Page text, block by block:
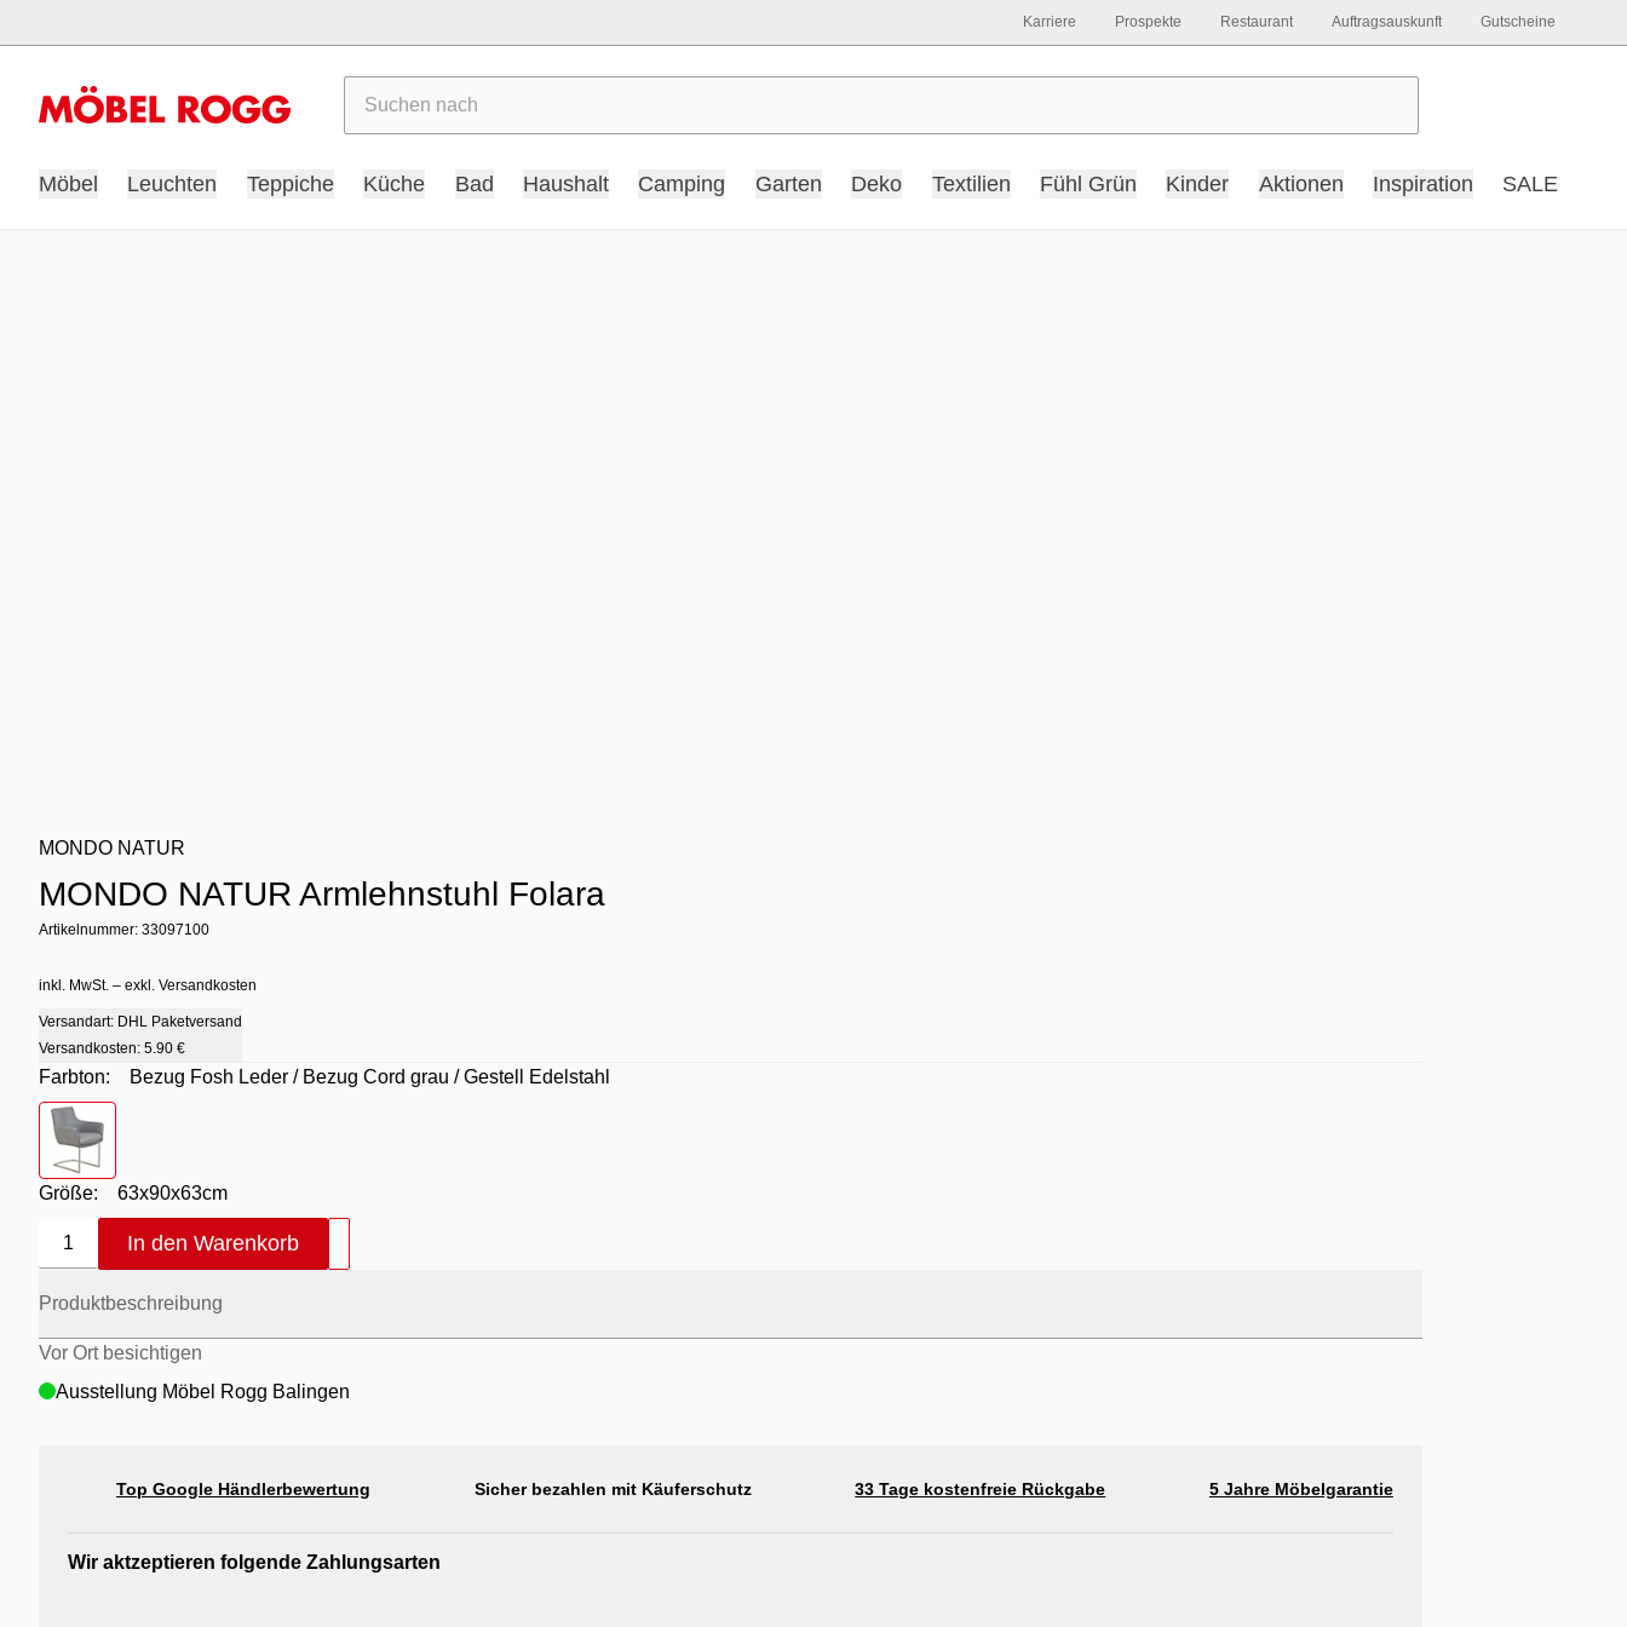
Möbel Leuchten Teppiche Küche Bad Haushalt Camping Garten Deko Textilien Fühl Grün Kinder Aktionen Inspiration SALE
Karriere Prospekte Restaurant Auftragsauskunft Gutscheine
MONDO NATUR
MONDO NATUR Armlehnstuhl Folara
Artikelnummer: 33097100
inkl. MwSt. – exkl. Versandkosten
Versandart: DHL Paketversand
Versandkosten: 5.90 €
Farbton:
Bezug Fosh Leder / Bezug Cord grau / Gestell Edelstahl
Farbton
Größe: 63x90x63cm
1 In den Warenkorb
Produktbeschreibung
Vor Ort besichtigen
Ausstellung Möbel Rogg Balingen
Top Google Händlerbewertung Sicher bezahlen mit Käuferschutz 33 Tage kostenfreie Rückgabe 5 Jahre Möbelgarantie
Wir aktzeptieren folgende Zahlungsarten